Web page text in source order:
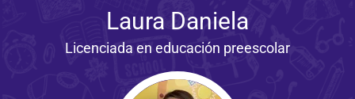
Laura Daniela
Licenciada en educación preescolar